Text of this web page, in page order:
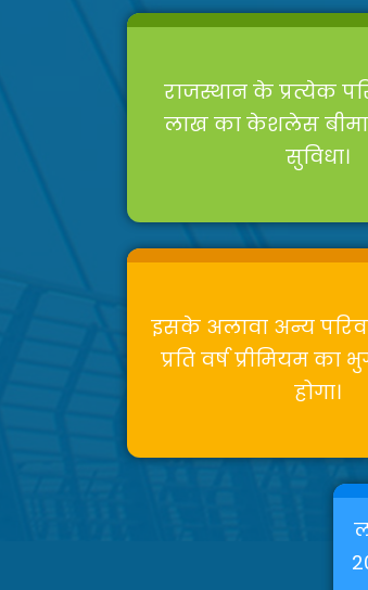
राजस्थान के प्रत्येक
लाख का केशलेस
सुविधा।
इसके अलावा अन्य
प्रति वर्ष प्रीमियम का
होगा।